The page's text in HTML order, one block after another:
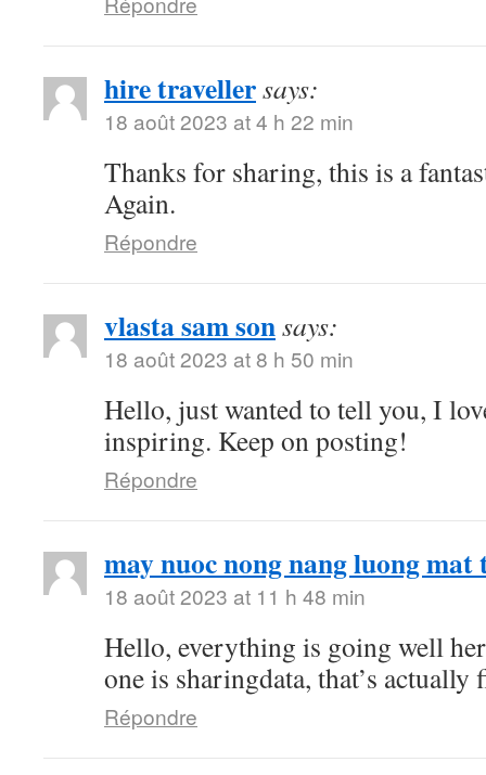
hire travellersays:
18 août 2023 at 4 h 22 min
Thanks for sharing, this is a
Again.
Répondre
vlasta sam sonsays:
18 août 2023 at 8 h 50 min
Hello, just wanted to tell you, I
inspiring. Keep on posting!
Répondre
may nuoc nong nang luong
18 août 2023 at 11 h 48 min
Hello, everything is going well
one is sharingdata, that’s
Répondre